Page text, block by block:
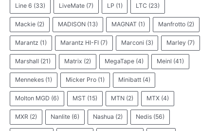
Line 6 (33) LiveMate (7) LP (1) LTC (23)
Mackie (2) MADISON (13) MAGNAT (1) Manfrotto (2)
Marantz (1) Marantz HI-FI (7) Marconi (3) Marley (7)
Marshall (21) Matrix (2) MegaTape (4) Meinl (41)
Mennekes (1) Micker Pro (1) Minibatt (4)
Molton MGD (6) MST (15) MTN (2) MTX (4)
MXR (2) Nanlite (6) Nashua (2) Nedis (56)